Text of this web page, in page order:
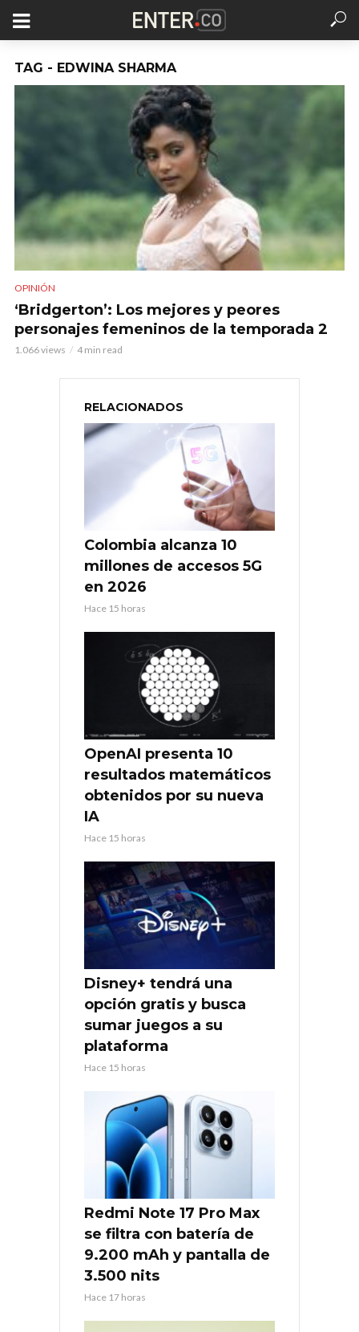
TAG - EDWINA SHARMA
OPINIÓN
‘Bridgerton’: Los mejores y peores
personajes femeninos de la temporada 2
1.066 views 4 min read
RELACIONADOS
Colombia alcanza 10
millones de accesos 5G
en 2026
Hace 15 horas
OpenAI presenta 10
resultados matemáticos
obtenidos por su nueva
IA
Hace 15 horas
Disney+ tendrá una
opción gratis y busca
sumar juegos a su
plataforma
Hace 15 horas
Redmi Note 17 Pro Max
se filtra con batería de
9.200 mAh y pantalla de
3.500 nits
Hace 17 horas